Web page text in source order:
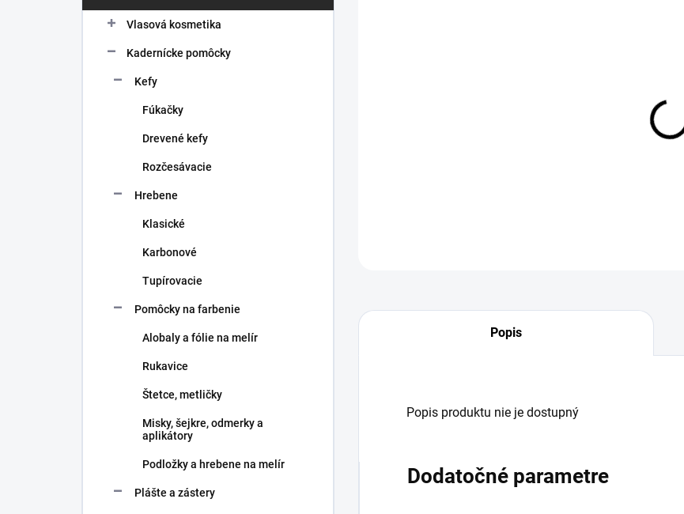
č
kategórie
Vlasová kosmetika
Kadernícke pomôcky
Kefy
Fúkačky
Drevené kefy
Rozčesávacie
Hrebene
Klasické
Karbonové
Tupírovacie
Pomôcky na farbenie
Alobaly a fólie na melír
Rukavice
Štetce, metličky
Misky, šejkre, odmerky a
aplikátory
Podložky a hrebene na melír
Plášte a zástery
Popis
Popis produktu nie je dostupný
Dodatočné parametre